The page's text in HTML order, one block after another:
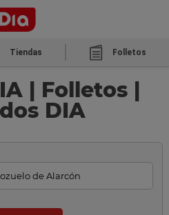
Tiendas Folletos
| Folletos |
DIA